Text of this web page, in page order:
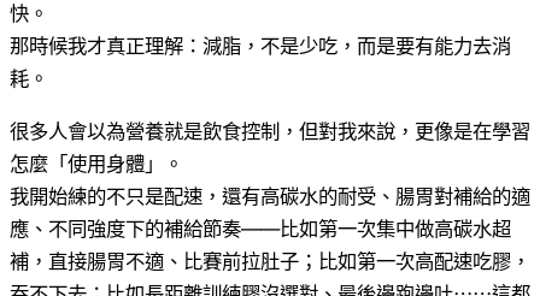
快。
那時候我才真正理解：減脂，不是少吃，而是要有能力去消
耗。
很多人會以為營養就是飲食控制，但對我來說，更像是在學習
怎麼「使用身體」。
我開始練的不只是配速，還有高碳水的耐受、腸胃對補給的適
應、不同強度下的補給節奏——比如第一次集中做高碳水超
補，直接腸胃不適、比賽前拉肚子；比如第一次高配速吃膠，